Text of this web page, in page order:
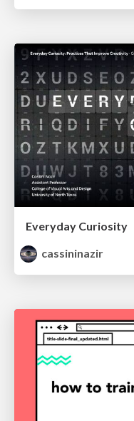
Everyday Curiosity
cassininazir